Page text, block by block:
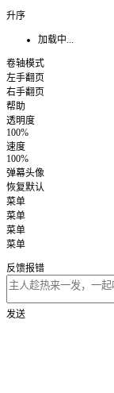
升序
加载中...
卷轴模式
左手翻页
右手翻页
帮助
透明度
100%
速度
100%
弹幕头像
恢复默认
菜单
菜单
菜单
菜单
反馈报错
发送